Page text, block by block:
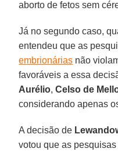
aborto de fetos sem
Já no segundo caso,
entendeu que as
embrionárias não
favoráveis a essa
Aurélio,Celso de
considerando apenas
A decisão de
votou que as